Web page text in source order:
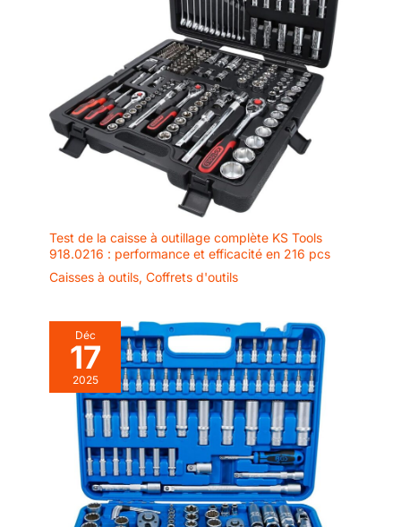
Test de la caisse à outillage complète KS Tools
918.0216 : performance et efficacité en 216 pcs
Caisses à outils, Coffrets d'outils
Déc
17
2025